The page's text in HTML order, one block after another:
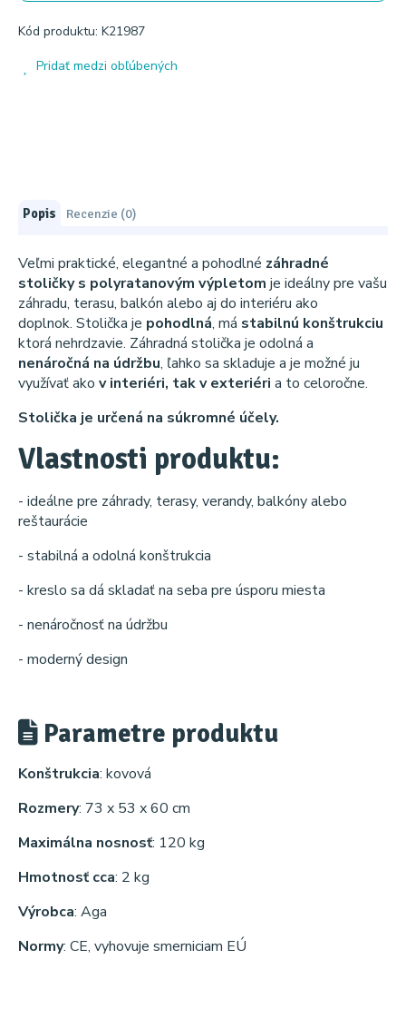
Kód produktu: K21987
Pridať medzi obľúbených
Popis Recenzie (0)
Veľmi praktické, elegantné a pohodlné záhradné
stoličky s polyratanovým výpletom je ideálny pre vašu
záhradu, terasu, balkón alebo aj do interiéru ako
doplnok. Stolička je pohodlná, má stabilnú konštrukciu
ktorá nehrdzavie. Záhradná stolička je odolná a
nenáročná na údržbu, ľahko sa skladuje a je možné ju
využívať ako v interiéri, tak v exteriéri a to celoročne.
Stolička je určená na súkromné účely.
Vlastnosti produktu:
- ideálne pre záhrady, terasy, verandy, balkóny alebo
reštaurácie
- stabilná a odolná konštrukcia
- kreslo sa dá skladať na seba pre úsporu miesta
- nenáročnosť na údržbu
- moderný design
Parametre produktu
Konštrukcia: kovová
Rozmery: 73 x 53 x 60 cm
Maximálna nosnosť: 120 kg
Hmotnosť cca: 2 kg
Výrobca: Aga
Normy: CE, vyhovuje smerniciam EÚ